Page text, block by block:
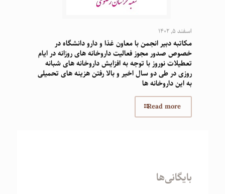
اسفند 5, 1402
مکاتبه دبیر انجمن با معاون غذا و دارو دانشگاه در
خصوص صدور مجوز فعالیت داروخانه های روزانه در ایام
تعطیلات نوروز با توجه به افزایش داروخانه های شبانه
روزی در طی دو سال اخیر و بالا رفتن هزینه های تحمیلی
به این داروخانه ها
Read more
بایگانی‌ها